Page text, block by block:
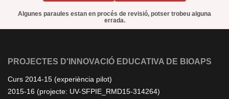
Algunes paraules estan en procés de revisió, potser trobeu alguna
errada.
PROJECTES D'INNOVACIÓ EDUCATIVA DE BIOAPS
Curs 2014-15 (experiència pilot)
2015-16 (projecte: UV-SFPIE_RMD15-314264)